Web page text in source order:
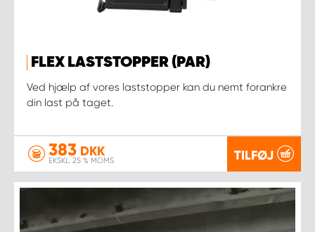
FLEX LASTSTOPPER (PAR)
Ved hjælp af vores laststopper kan du nemt forankre
din last på taget.
383 DKK
EKSKL. 25 % MOMS TILFØJ